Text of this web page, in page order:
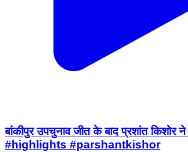
बांकीपुर उपचुनाव जीत के बाद प्रशांत किशोर
#highlights #parshantkishor